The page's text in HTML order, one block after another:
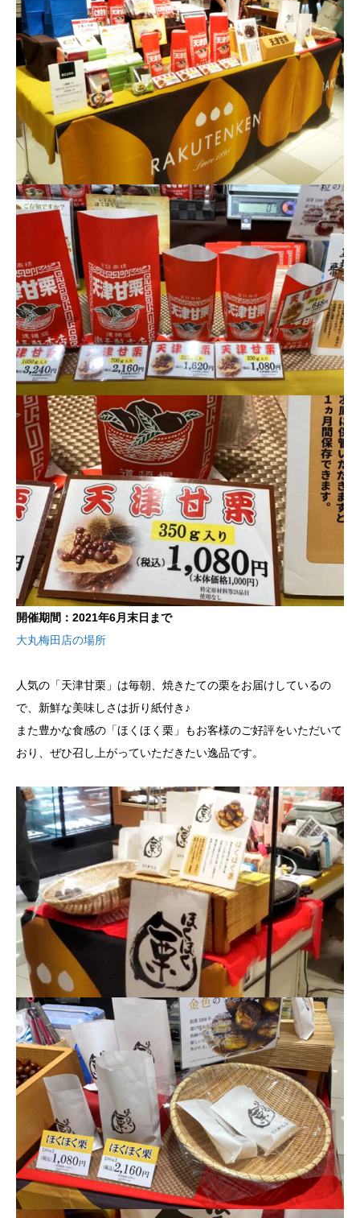
開催期間：2021年6月末日まで
大丸梅田店の場所
人気の「天津甘栗」は毎朝、焼きたての栗をお届けしているの
で、新鮮な美味しさは折り紙付き♪
また豊かな食感の「ほくほく栗」もお客様のご好評をいただいて
おり、ぜひ召し上がっていただきたい逸品です。